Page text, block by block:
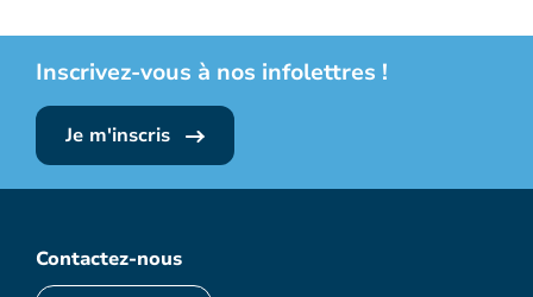
Inscrivez-vous à nos infolettres !
Je m'inscris
Contactez-nous